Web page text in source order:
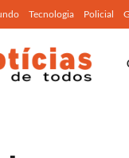
Tecnologia Policial